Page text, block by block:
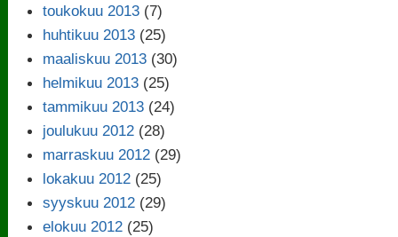
toukokuu 2013 (7)
huhtikuu 2013 (25)
maaliskuu 2013 (30)
helmikuu 2013 (25)
tammikuu 2013 (24)
joulukuu 2012 (28)
marraskuu 2012 (29)
lokakuu 2012 (25)
syyskuu 2012 (29)
elokuu 2012 (25)